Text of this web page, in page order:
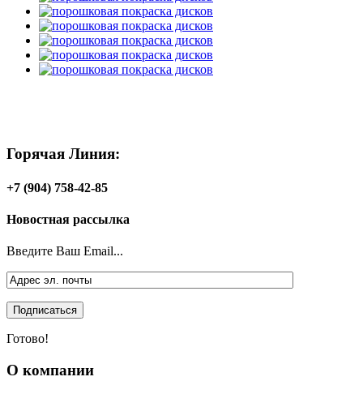
Горячая Линия:
+7 (904) 758-42-85
Новостная рассылка
Введите Ваш Email...
Готово!
О компании